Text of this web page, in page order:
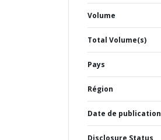
Volume
Total Volume(s)
Pays
Région
Date de publication
Disclosure Status